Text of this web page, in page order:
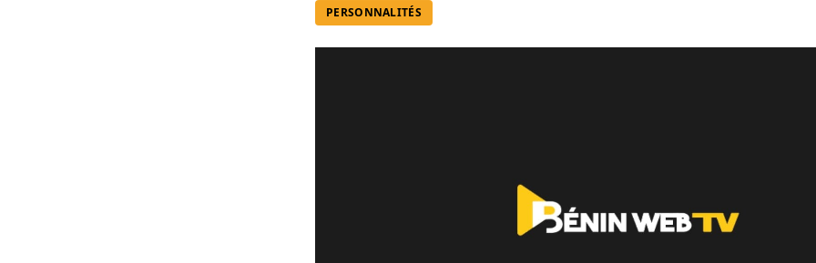
PERSONNALITÉS